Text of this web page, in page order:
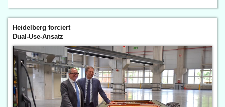
Heidelberg forciert
Dual-Use-Ansatz